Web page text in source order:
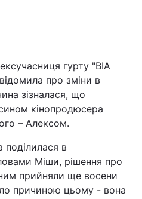
Війна
Політика
Світ
Наука
Лайт
гурту "ВІА
про зміни в
зізналася, що
кінопродюсера
– Алексом.
в
Міши, рішення про
прийняли ще восени
причиною цьому - вона